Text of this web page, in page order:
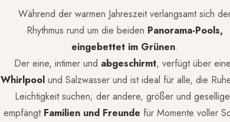
Während der warmen Jahreszeit verlangsamt sich
Rhythmus rund um die beiden Panorama-Pools,
eingebettet im Grünen.
Der eine, intimer und abgeschirmt, verfügt über
Whirlpoolund Salzwasser und ist ideal für alle, die
Leichtigkeit suchen; der andere, größer und
empfängt Familien und Freunde für Momente voller